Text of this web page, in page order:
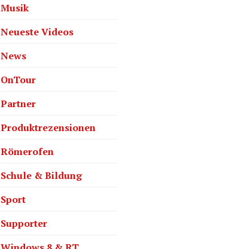
Musik
Neueste Videos
News
OnTour
Partner
Produktrezensionen
Römerofen
Schule & Bildung
Sport
Supporter